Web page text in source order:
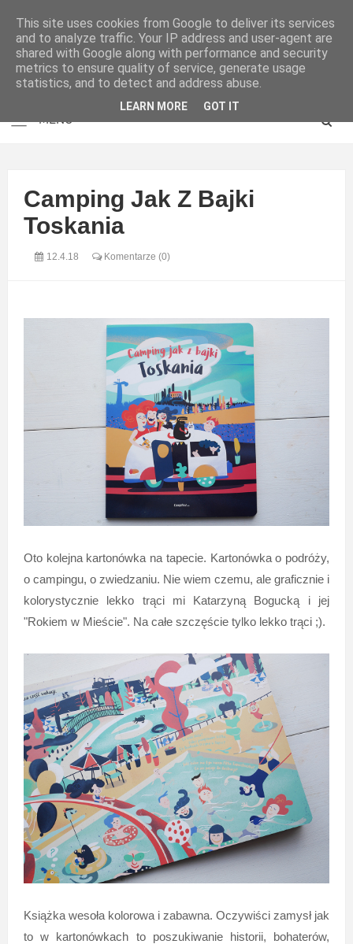
Camping Jak Z Bajki
Toskania
12.4.18 Komentarze (0)
Oto kolejna kartonówka na tapecie. Kartonówka o podróży,
o campingu, o zwiedzaniu. Nie wiem czemu, ale graficznie i
kolorystycznie lekko trąci mi Katarzyną Bogucką i jej
"Rokiem w Mieście". Na całe szczęście tylko lekko trąci ;).
Książka wesoła kolorowa i zabawna. Oczywiści zamysł jak
to w kartonówkach to poszukiwanie historii, bohaterów,
This site uses cookies from Google to deliver its services
and to analyze traffic. Your IP address and user-agent are
shared with Google along with performance and security
metrics to ensure quality of service, generate usage
statistics, and to detect and address abuse.
LEARN MORE GOT IT